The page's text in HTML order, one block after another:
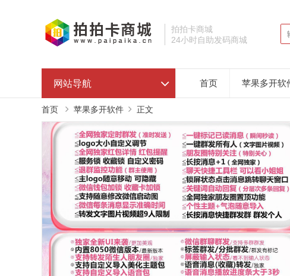
拍拍卡商城
24小时自助发码商城
网站导航 首页 苹果多开软
首页 苹果多开软件 正文